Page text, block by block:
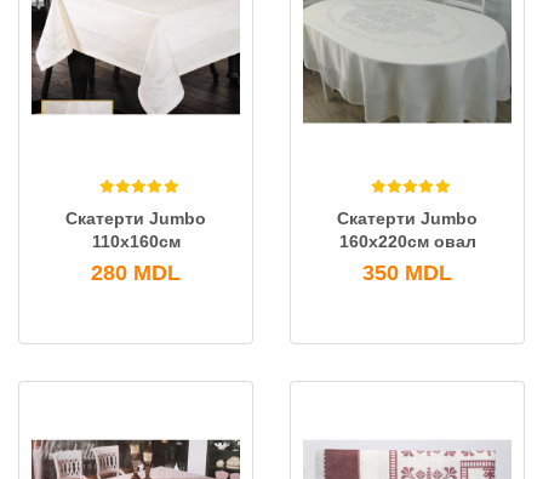
Скатерти Jumbo
110х160см
280 MDL
Скатерти Jumbo
160x220см овал
350 MDL